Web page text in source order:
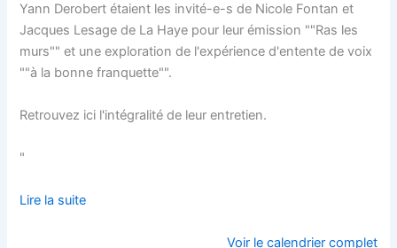
Yann Derobert étaient les invité-e-s de Nicole Fontan et
Jacques Lesage de La Haye pour leur émission ""Ras les
murs"" et une exploration de l'expérience d'entente de voix
""à la bonne franquette"".
Retrouvez ici l'intégralité de leur entretien.
"
Lire la suite
Voir le calendrier complet